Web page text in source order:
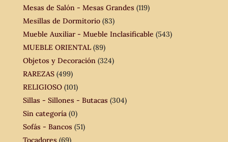
Mesas de Salón - Mesas Grandes (119)
Mesillas de Dormitorio (83)
Mueble Auxiliar - Mueble Inclasificable (543)
MUEBLE ORIENTAL (89)
Objetos y Decoración (324)
RAREZAS (499)
RELIGIOSO (101)
Sillas - Sillones - Butacas (304)
Sin categoría (0)
Sofás - Bancos (51)
Tocadores (69)